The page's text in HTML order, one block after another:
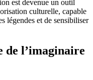
est devenue un outil
culturelle, capable
légendes et de sensibiliser
de l’imaginaire